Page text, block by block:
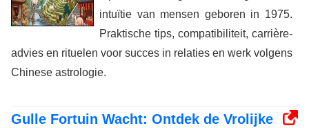
intuïtie van mensen geboren in 1975.
Praktische tips, compatibiliteit, carrière-
advies en rituelen voor succes in relaties en werk volgens
Chinese astrologie.
Gulle Fortuin Wacht: Ontdek de Vrolijke